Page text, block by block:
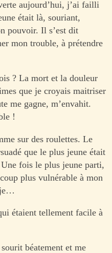
aujourd’hui, j’ai failli
était là, souriant,
pouvoir. Il s’est dit
mon trouble, à prétendre
? La mort et la douleur
que je croyais maitriser
me gagne, m’envahit.
!
sur des roulettes. Le
que le plus jeune était
fois le plus jeune parti,
plus vulnérable à mon
je…
étaient tellement facile à
béatement et me